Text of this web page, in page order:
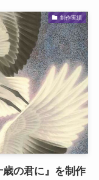
制作実績
の君に』を制作